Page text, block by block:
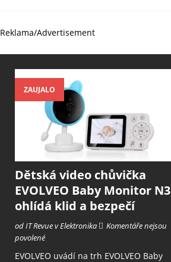
Reklama/Advertisement
ZAUJALO
Dětská video chůvička
EVOLVEO Baby Monitor N3
ohlídá klid a bezpečí
od IT Revue v Elektronika
Komentáře nejsou
povolené
EVOLVEO uvádí na trh EVOLVEO Baby